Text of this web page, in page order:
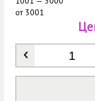
от3001
Количество